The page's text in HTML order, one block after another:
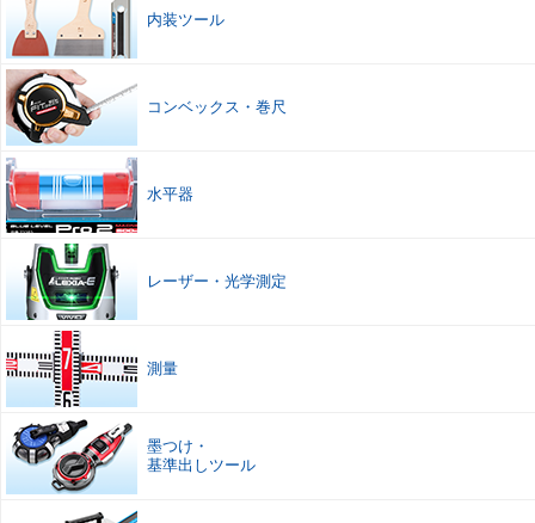
内装ツール
コンベックス ・ 巻尺
水平器
レーザー ・ 光学測定
測量
墨つけ ・
基準出しツール